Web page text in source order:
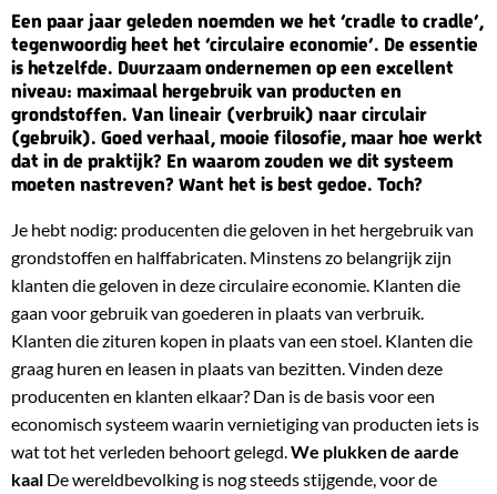
Een paar jaar geleden noemden we het ‘cradle to cradle’,
tegenwoordig heet het ‘circulaire economie’. De essentie
is hetzelfde. Duurzaam ondernemen op een excellent
niveau: maximaal hergebruik van producten en
grondstoffen. Van lineair (verbruik) naar circulair
(gebruik). Goed verhaal, mooie filosofie, maar hoe werkt
dat in de praktijk? En waarom zouden we dit systeem
moeten nastreven? Want het is best gedoe. Toch?
Je hebt nodig: producenten die geloven in het hergebruik van
grondstoffen en halffabricaten. Minstens zo belangrijk zijn
klanten die geloven in deze circulaire economie. Klanten die
gaan voor gebruik van goederen in plaats van verbruik.
Klanten die zituren kopen in plaats van een stoel. Klanten die
graag huren en leasen in plaats van bezitten. Vinden deze
producenten en klanten elkaar? Dan is de basis voor een
economisch systeem waarin vernietiging van producten iets is
wat tot het verleden behoort gelegd. We plukken de aarde
kaal De wereldbevolking is nog steeds stijgende, voor de